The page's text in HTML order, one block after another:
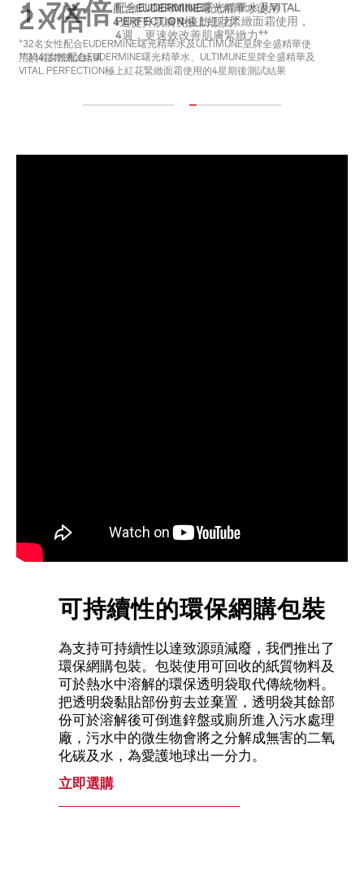
1.7X倍配合EUDERMINE曙光精華水使用，
4週提升肌膚免疫防禦力+
+32名女性配合EUDERMINE曙光精華水及ULTIMUNE皇牌全盛精華使
用的4星期測試結果
2X倍配合EUDERMINE曙光精華水及VITAL
PERFECTION極上紅花緊緻面霜使用，
4週，更速效改善肌膚緊緻力 ++
++33名女性配合EUDERMINE曙光精華水、ULTIMUNE皇牌全盛精華及
VITAL PERFECTION極上紅花緊緻面霜使用的4星期後測試結果
可持續性的環保網購包裝
為支持可持續性以達致源頭減廢，我們推出了
環保網購包裝。包裝使用可回收的紙質物料及
可於熱水中溶解的環保透明袋取代傳統物料。
把透明袋黏貼部份剪去並棄置，透明袋其餘部
份可於溶解後可倒進鋅盤或廁所進入污水處理
廠，污水中的微生物會將之分解成無害的二氧
化碳及水，為愛護地球出一分力。
立即選購